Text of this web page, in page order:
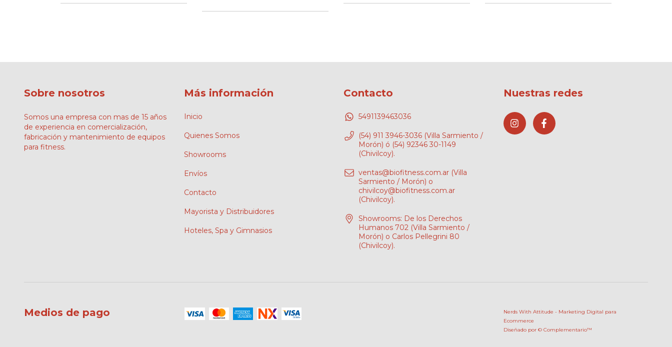
Sobre nosotros
Somos una empresa con mas de 15 años
de experiencia en comercialización,
fabricación y mantenimiento de equipos
para fitness.
Más información
Inicio
Quienes Somos
Showrooms
Envíos
Contacto
Mayorista y Distribuidores
Hoteles, Spa y Gimnasios
Contacto
5491139463036
(54) 911 3946-3036 (Villa Sarmiento /
Morón) ó (54) 92346 30-1149
(Chivilcoy).
ventas@biofitness.com.ar (Villa
Sarmiento / Morón) o
chivilcoy@biofitness.com.ar
(Chivilcoy).
Showrooms: De los Derechos
Humanos 702 (Villa Sarmiento /
Morón) o Carlos Pellegrini 80
(Chivilcoy).
Nuestras redes
Medios de pago
Nerds With Attitude - Marketing Digital para
Ecommerce
Diseñado por © Complementario™